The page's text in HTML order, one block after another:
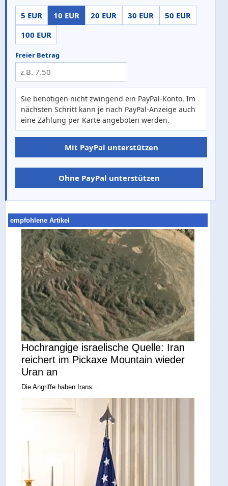
5 EUR 10 EUR 20 EUR 30 EUR
50 EUR
100 EUR
Freier Betrag
Sie benötigen nicht zwingend ein PayPal-Konto. Im
nächsten Schritt kann je nach PayPal-Anzeige auch
eine Zahlung per Karte angeboten werden.
Mit PayPal unterstützen
Ohne PayPal unterstützen
empfohlene Artikel
Hochrangige israelische Quelle: Iran
reichert im Pickaxe Mountain wieder
Uran an
Die Angriffe haben Irans ...